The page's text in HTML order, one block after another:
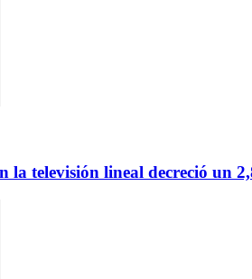
televisión lineal decreció un